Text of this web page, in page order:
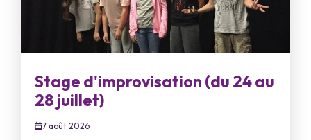
Stage d'improvisation (du 24 au
28 juillet)
7 août 2026